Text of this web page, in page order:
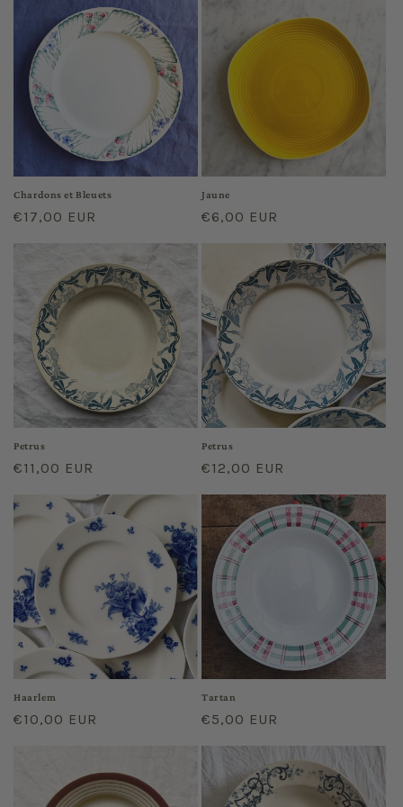
Chardons et Bleuets
Prix
€17,00 EUR
Jaune
Prix
€6,00 EUR
Petrus
Prix
€11,00 EUR
Petrus
Prix
€12,00 EUR
Haarlem
Prix
€10,00 EUR
Tartan
Prix
€5,00 EUR